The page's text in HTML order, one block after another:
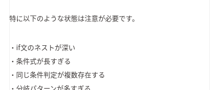
特に以下のような状態は注意が必要です。
・if文のネストが深い
・条件式が長すぎる
・同じ条件判定が複数存在する
・分岐パターンが多すぎる